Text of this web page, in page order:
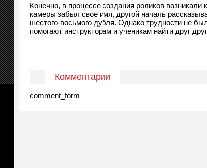
Конечно, в процессе создания роликов
камеры забыл свое имя, другой началь
шестого-восьмого дубля. Однако трудности не
помогают инструкторам и ученикам найти друг
Комментарии
comment_form